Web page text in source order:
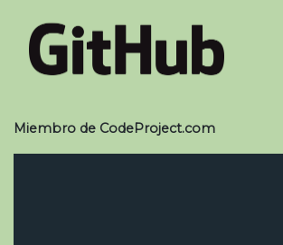
Miembro de CodeProject.com